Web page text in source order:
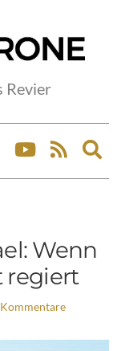
Revier
Wenn
regiert